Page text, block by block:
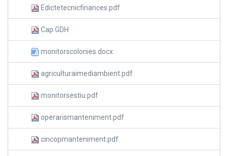
Edictetecnicfinances.pdf
Cap GDH
monitorscolonies.docx
agriculturaimediambient.pdf
monitorsestiu.pdf
operarismanteniment.pdf
cincopmanteniment.pdf